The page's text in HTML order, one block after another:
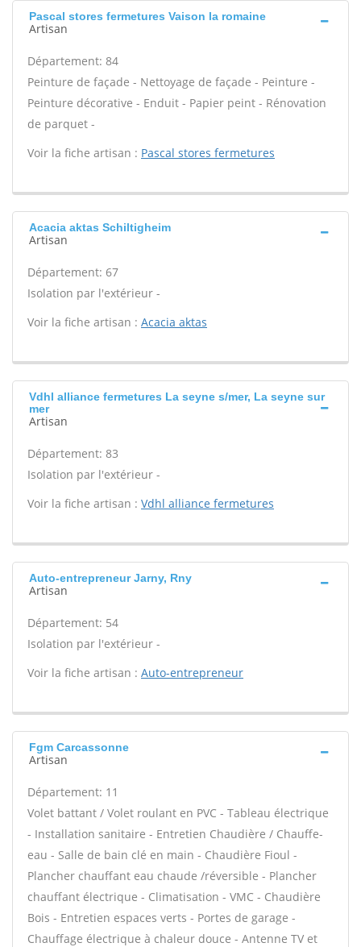
Pascal stores fermetures Vaison la romaine
Artisan
Département: 84
Peinture de façade - Nettoyage de façade - Peinture -
Peinture décorative - Enduit - Papier peint - Rénovation
de parquet -
Voir la fiche artisan : Pascal stores fermetures
Acacia aktas Schiltigheim
Artisan
Département: 67
Isolation par l'extérieur -
Voir la fiche artisan : Acacia aktas
Vdhl alliance fermetures La seyne s/mer, La seyne sur
mer
Artisan
Département: 83
Isolation par l'extérieur -
Voir la fiche artisan : Vdhl alliance fermetures
Auto-entrepreneur Jarny, Rny
Artisan
Département: 54
Isolation par l'extérieur -
Voir la fiche artisan : Auto-entrepreneur
Fgm Carcassonne
Artisan
Département: 11
Volet battant / Volet roulant en PVC - Tableau électrique
- Installation sanitaire - Entretien Chaudière / Chauffe-
eau - Salle de bain clé en main - Chaudière Fioul -
Plancher chauffant eau chaude /réversible - Plancher
chauffant électrique - Climatisation - VMC - Chaudière
Bois - Entretien espaces verts - Portes de garage -
Chauffage électrique à chaleur douce - Antenne TV et